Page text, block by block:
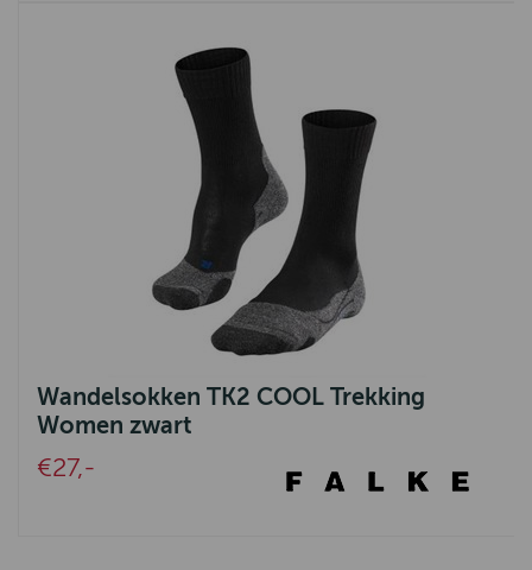
Wandelsokken TK2 COOL Trekking
Women zwart
€27,-